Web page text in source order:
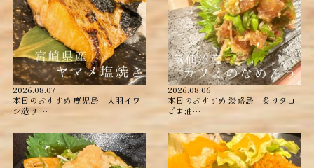
2026.08.07
本日のおすすめ ︎鹿児島 大羽イワ
シ造り …
2026.08.06
本日のおすすめ ︎淡路島 炙りタコ
ごま油…